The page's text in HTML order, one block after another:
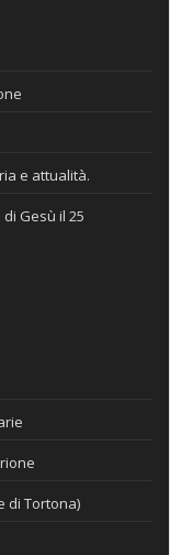
e attualità.
Gesù il 25
di Tortona)